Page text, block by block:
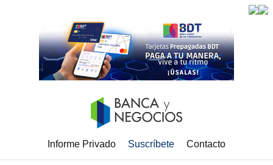
Informe Privado Suscríbete Contacto